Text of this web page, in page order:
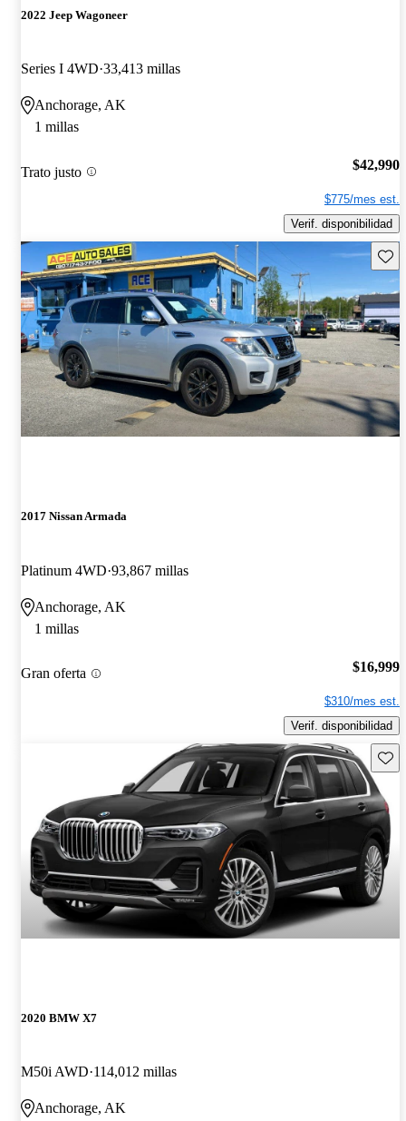
2022 Jeep Wagoneer
Series I 4WD 33,413 millas
Anchorage, AK
1 millas
Trato justo $42,990
$775/mes est.
Verif. disponibilidad
2017 Nissan Armada
Platinum 4WD 93,867 millas
Anchorage, AK
1 millas
Gran oferta $16,999
$310/mes est.
Verif. disponibilidad
2020 BMW X7
M50i AWD 114,012 millas
Anchorage, AK